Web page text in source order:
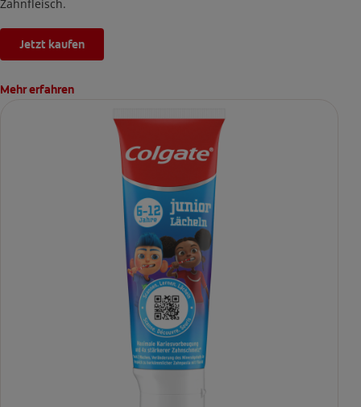
Zahnfleisch.
Jetzt kaufen
Mehr erfahren